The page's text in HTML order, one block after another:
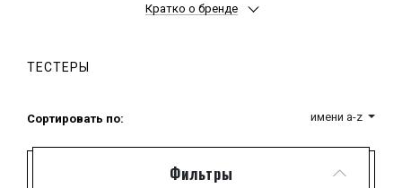
группе «Destiny's Child».
карьеру в качестве певицы, Бейонси дебютировала в
принесший восхитительной темнокожей красавице
целых 5 Грэмми - престижнейших наград в области
музыкального творчества.
Неугомонная Бейонси Ноулз помимо музыки пробует
себя и в других ипостасях. Она и непревзойденная
Кратко о бренде
ТЕСТЕРЫ
Фильтры
Сортировать по: имени a-z